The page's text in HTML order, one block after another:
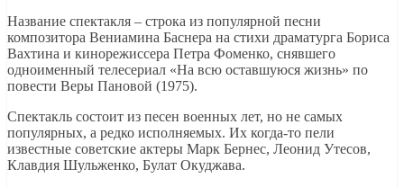
Название спектакля – строка из популярной песни
композитора Вениамина Баснера на стихи драматурга Бориса
Вахтина и кинорежиссера Петра Фоменко, снявшего
одноименный телесериал «На всю оставшуюся жизнь» по
повести Веры Пановой (1975).
Спектакль состоит из песен военных лет, но не самых
популярных, а редко исполняемых. Их когда-то пели
известные советские актеры Марк Бернес, Леонид Утесов,
Клавдия Шульженко, Булат Окуджава.